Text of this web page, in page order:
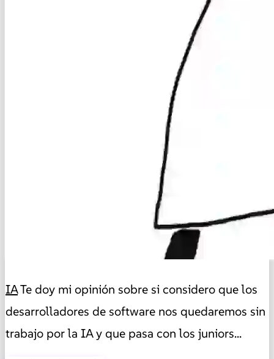
IATe doy mi opinión sobre si considero que los
desarrolladores de software nos quedaremos sin
trabajo por la IA y que pasa con los juniors...